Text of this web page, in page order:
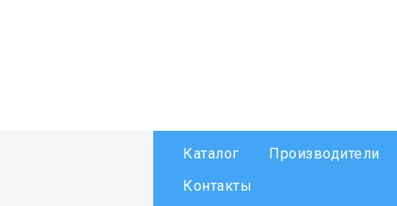
Каталог Производители
Контакты